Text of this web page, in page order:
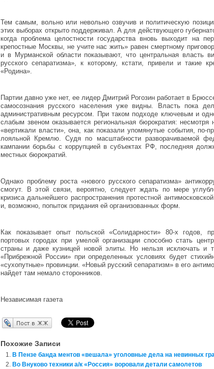
Тем самым, вольно или невольно озвучив и политическую
этих выборах открыто поддерживал. А для действующего
когда проблема целостности государства вновь выходит на
крепостные Москвы, не учите нас жить» равен смертному
и в Мурманской области показывают, что центральная власть
русского сепаратизма», к которому, кстати, привели и такие
«Родина».
Партии давно уже нет, ее лидер Дмитрий Рогозин работает в
самосознания русского населения уже видны. Власть пока
административным ресурсом. При таком подходе ключевым и
слабым звеном оказывается региональная бюрократия: несмотря
«вертикали власти», она, как показали упомянутые события, по-
лояльной Кремлю. Судя по масштабности разворачиваемой
кампании борьбы с коррупцией в субъектах РФ, последняя
местных бюрократий.
Однако проблему роста «нового русского сепаратизма»
смогут. В этой связи, вероятно, следует ждать по мере
кризиса дальнейшего распространения протестной
и, возможно, попыток придания ей организованных форм.
Как показывает опыт польской «Солидарности» 80-х годов,
портовых городах при умелой организации способно стать
страны и даже кузницей новой элиты. Но нельзя исключать и
«Прибрежной России» при определенных условиях будет
«сухопутные» провинции. «Новый русский сепаратизм» в его
найдет там немало сторонников.
Независимая газета
Перепост в ЖЖ
Похожие Записи
В Пензе банда ментов «вешала» уголовные дела на невинных
Во Внуково техники а/к «Россия» воровали детали самолетов